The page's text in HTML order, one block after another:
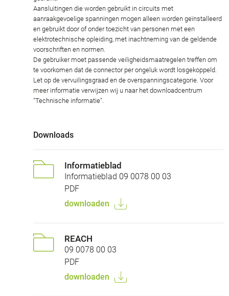
Aansluitingen die worden gebruikt in circuits met
aanraakgevoelige spanningen mogen alleen worden geïnstalleerd
en gebruikt door of onder toezicht van personen met een
elektrotechnische opleiding, met inachtneming van de geldende
voorschriften en normen.
De gebruiker moet passende veiligheidsmaatregelen treffen om
te voorkomen dat de connector per ongeluk wordt losgekoppeld.
Let op de vervuilingsgraad en de overspanningscategorie. Voor
meer informatie verwijzen wij u naar het downloadcentrum
"Technische informatie".
Downloads
Informatieblad
Informatieblad 09 0078 00 03
PDF
downloaden
REACH
09 0078 00 03
PDF
downloaden